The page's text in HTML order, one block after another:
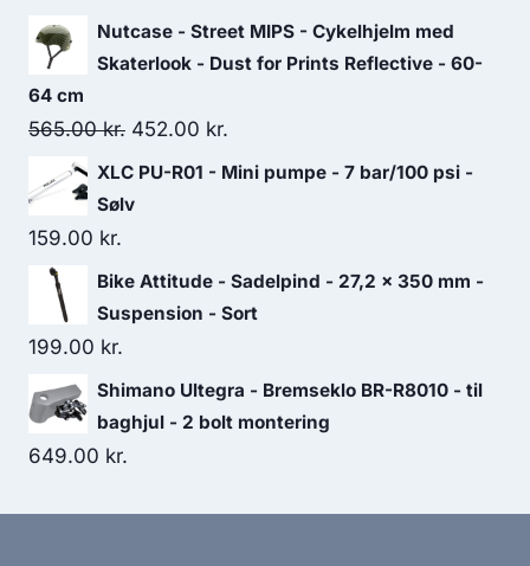
Nutcase - Street MIPS - Cykelhjelm med
Skaterlook - Dust for Prints Reflective - 60-
64 cm
565.00kr. Original
price
was:
452.00 kr.
price
XLC PU-R01 - Mini pumpe - 7 bar/100 psi -
Sølv
159.00 kr.
Bike Attitude - Sadelpind - 27,2 x 350 mm -
Suspension - Sort
199.00 kr.
Shimano Ultegra - Bremseklo BR-R8010 - til
baghjul - 2 bolt montering
649.00 kr.